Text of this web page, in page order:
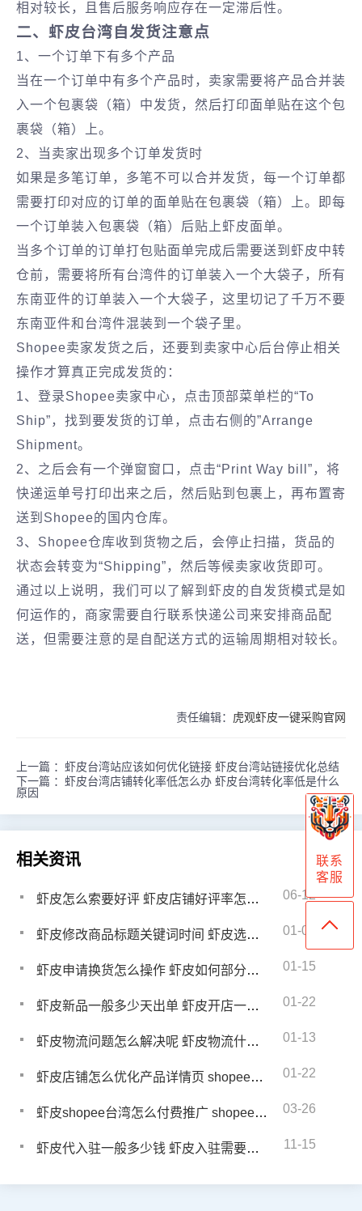
相对较长，且售后服务响应存在一定滞后性。
二、虾皮台湾自发货注意点
1、一个订单下有多个产品
当在一个订单中有多个产品时，卖家需要将产品合并装
入一个包裹袋（箱）中发货，然后打印面单贴在这个包
裹袋（箱）上。
2、当卖家出现多个订单发货时
如果是多笔订单，多笔不可以合并发货，每一个订单都
需要打印对应的订单的面单贴在包裹袋（箱）上。即每
一个订单装入包裹袋（箱）后贴上虾皮面单。
当多个订单的订单打包贴面单完成后需要送到虾皮中转
仓前，需要将所有台湾件的订单装入一个大袋子，所有
东南亚件的订单装入一个大袋子，这里切记了千万不要
东南亚件和台湾件混装到一个袋子里。
Shopee卖家发货之后，还要到卖家中心后台停止相关
操作才算真正完成发货的：
1、登录Shopee卖家中心，点击顶部菜单栏的“To
Ship”，找到要发货的订单，点击右侧的”Arrange
Shipment。
2、之后会有一个弹窗窗口，点击“Print Way bill”，将
快递运单号打印出来之后，然后贴到包裹上，再布置寄
送到Shopee的国内仓库。
3、Shopee仓库收到货物之后，会停止扫描，货品的
状态会转变为“Shipping”，然后等候卖家收货即可。
通过以上说明，我们可以了解到虾皮的自发货模式是如
何运作的，商家需要自行联系快递公司来安排商品配
送，但需要注意的是自配送方式的运输周期相对较长。
责任编辑： 虎观虾皮一键采购官网
上一篇 ： 虾皮台湾站应该如何优化链接 虾皮台湾站链接优化总结
下一篇 ： 虾皮台湾店铺转化率低怎么办 虾皮台湾转化率低是什么
原因
相关资讯
虾皮怎么索要好评 虾皮店铺好评率怎么提高 06-12
虾皮修改商品标题关键词时间 虾皮选词技巧 01-03
虾皮申请换货怎么操作 虾皮如何部分退款 01-15
虾皮新品一般多少天出单 虾皮开店一个月没出单怎么办 01-22
虾皮物流问题怎么解决呢 虾皮物流什么要求 01-13
虾皮店铺怎么优化产品详情页 shopee转化率正常是多少 01-22
虾皮shopee台湾怎么付费推广 shopee台湾跨境店铺的运营技巧分享 03-26
虾皮代入驻一般多少钱 虾皮入驻需要哪些条件 11-15
联系
客服